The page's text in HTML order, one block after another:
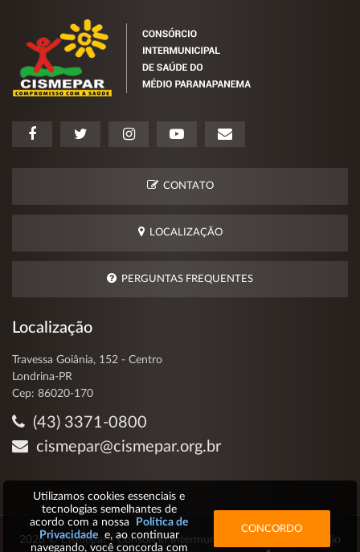
CONTATO
LOCALIZAÇÃO
PERGUNTAS FREQUENTES
Localização
Travessa Goiânia, 152 - Centro
Londrina-PR
Cep: 86020-170
(43) 3371-0800
cismepar@cismepar.org.br
2026 © Cismepar - Consórcio Intermunicipal de Saúde do Médio
Utilizamos cookies essenciais e
tecnologias semelhantes de
acordo com a nossa
Política de
Privacidadee, ao continuar
navegando, você concorda com
CONCORDO